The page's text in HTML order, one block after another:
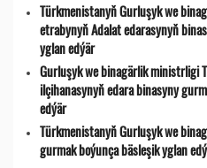
Türkmenistanyň Gurluşyk we
etrabynyň Adalat edarasynyň
yglan edýär
Gurluşyk we binagärlik ministrligi
ilçihanasynyň edara binasyny
edýär
Türkmenistanyň Gurluşyk we
gurmak boýunça bäsleşik yglan